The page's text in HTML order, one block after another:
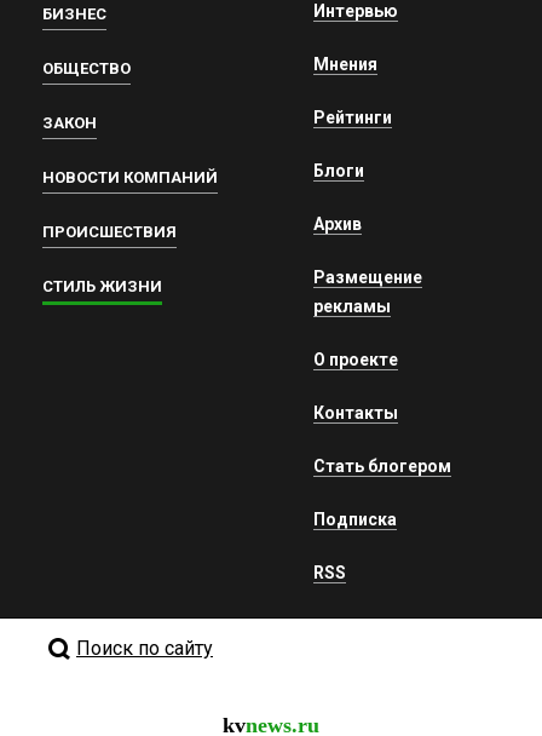
БИЗНЕС
ОБЩЕСТВО
ЗАКОН
НОВОСТИ КОМПАНИЙ
ПРОИСШЕСТВИЯ
СТИЛЬ ЖИЗНИ
Интервью
Мнения
Рейтинги
Блоги
Архив
Размещение
рекламы
О проекте
Контакты
Стать блогером
Подписка
RSS
Поиск по сайту
kvnews.ru